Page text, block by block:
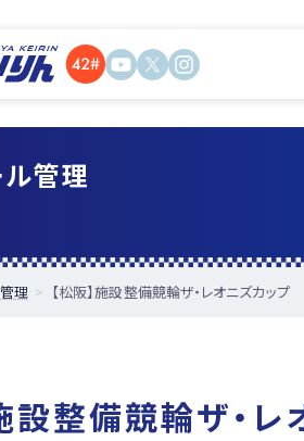
管理
理 【松阪】施設整備競輪ザ・レオニズカップ
設整備競輪ザ・